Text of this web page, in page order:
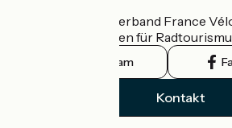
Der nationale Verband France
offizielle Leitfaden für
Instagram
Kontakt